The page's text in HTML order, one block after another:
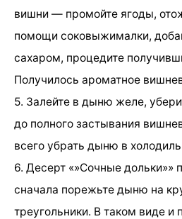
вишни — промойте ягоды,
помощи соковыжималки,
сахаром, процедите
Получилось ароматное
5. Залейте в дыню желе,
до полного застывания
всего убрать дыню в
6. Десерт «»Сочные дольки»»
сначала порежьте дыню на
треугольники. В таком виде и